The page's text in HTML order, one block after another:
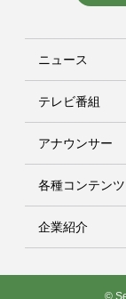
ニュース
テレビ番組
アナウンサー
各種コンテンツ
企業紹介
©